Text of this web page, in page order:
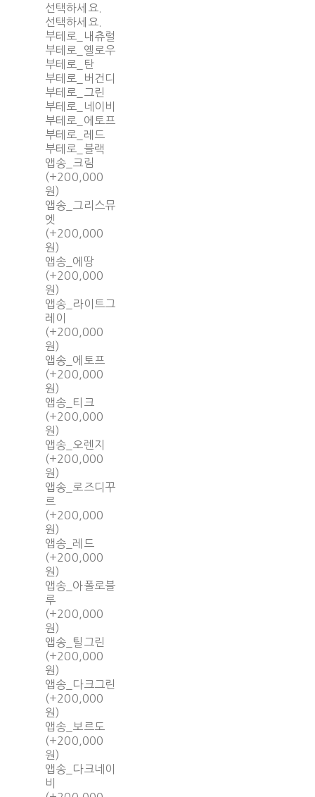
선택하세요.
선택하세요.
부테로_내츄럴
부테로_옐로우
부테로_탄
부테로_버건디
부테로_그린
부테로_네이비
부테로_에토프
부테로_레드
부테로_블랙
앱송_크림
(+200,000
원)
앱송_그리스뮤
엣
(+200,000
원)
앱송_에땅
(+200,000
원)
앱송_라이트그
레이
(+200,000
원)
앱송_에토프
(+200,000
원)
앱송_티크
(+200,000
원)
앱송_오렌지
(+200,000
원)
앱송_로즈디꾸
르
(+200,000
원)
앱송_레드
(+200,000
원)
앱송_아폴로블
루
(+200,000
원)
앱송_틸그린
(+200,000
원)
앱송_다크그린
(+200,000
원)
앱송_보르도
(+200,000
원)
앱송_다크네이
비